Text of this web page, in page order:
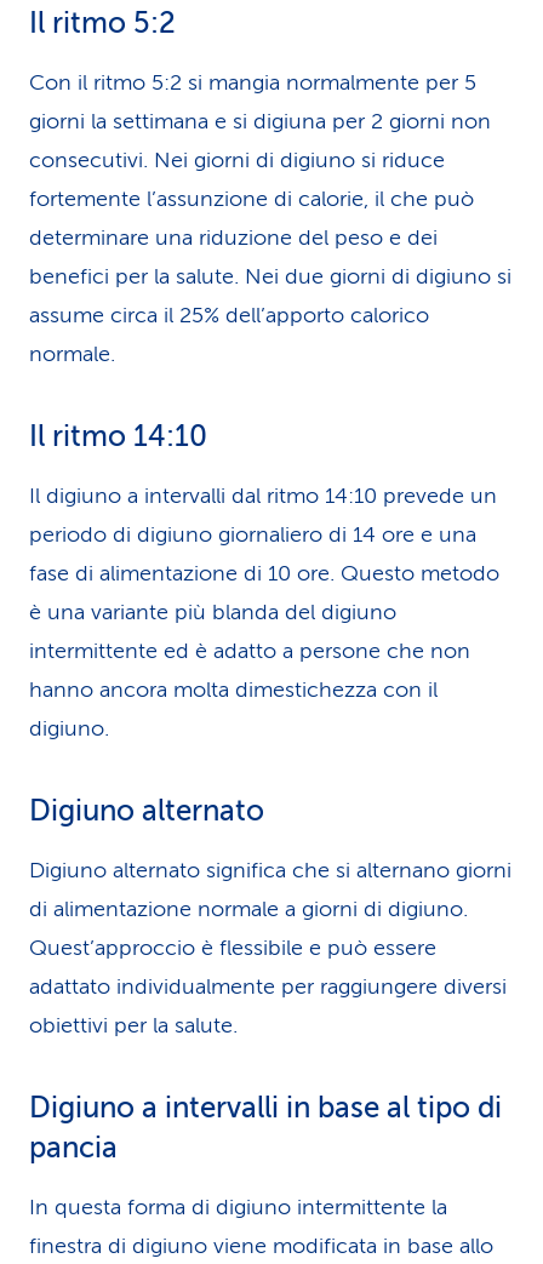
Il ritmo 5:2
Con il ritmo 5:2 si mangia normalmente per 5
giorni la settimana e si digiuna per 2 giorni non
consecutivi. Nei giorni di digiuno si riduce
fortemente l’assunzione di calorie, il che può
determinare una riduzione del peso e dei
benefici per la salute. Nei due giorni di digiuno si
assume circa il 25% dell’apporto calorico
normale.
Il ritmo 14:10
Il digiuno a intervalli dal ritmo 14:10 prevede un
periodo di digiuno giornaliero di 14 ore e una
fase di alimentazione di 10 ore. Questo metodo
è una variante più blanda del digiuno
intermittente ed è adatto a persone che non
hanno ancora molta dimestichezza con il
digiuno.
Digiuno alternato
Digiuno alternato significa che si alternano giorni
di alimentazione normale a giorni di digiuno.
Quest’approccio è flessibile e può essere
adattato individualmente per raggiungere diversi
obiettivi per la salute.
Digiuno a intervalli in base al tipo di
pancia
In questa forma di digiuno intermittente la
finestra di digiuno viene modificata in base allo